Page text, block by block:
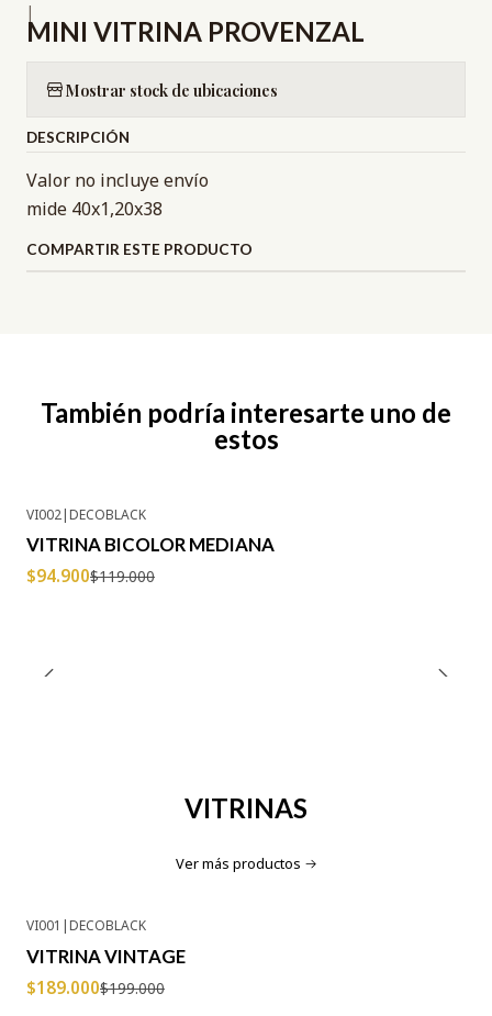
|
MINI VITRINA PROVENZAL
Mostrar stock de ubicaciones
DESCRIPCIÓN
Valor no incluye envío
mide 40x1,20x38
COMPARTIR ESTE PRODUCTO
También podría interesarte uno de
estos
VI002|DECOBLACK
VITRINA BICOLOR MEDIANA
$94.900$119.000
VITRINAS
Ver más productos
Agotado
VI001 |DECOBLACK
VITRINA VINTAGE
$189.000$199.000